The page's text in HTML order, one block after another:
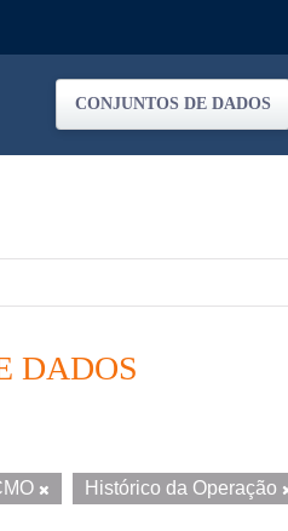
CONJUNTOS DE DADOS
DADOS
Histórico da Operação